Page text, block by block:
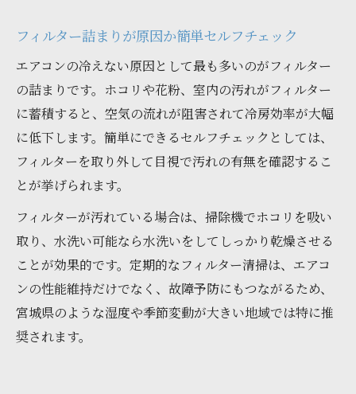
フィルター詰まりが原因か簡単セルフチェック
エアコンの冷えない原因として最も多いのがフィルター
の詰まりです。ホコリや花粉、室内の汚れがフィルター
に蓄積すると、空気の流れが阻害されて冷房効率が大幅
に低下します。簡単にできるセルフチェックとしては、
フィルターを取り外して目視で汚れの有無を確認するこ
とが挙げられます。
フィルターが汚れている場合は、掃除機でホコリを吸い
取り、水洗い可能なら水洗いをしてしっかり乾燥させる
ことが効果的です。定期的なフィルター清掃は、エアコ
ンの性能維持だけでなく、故障予防にもつながるため、
宮城県のような湿度や季節変動が大きい地域では特に推
奨されます。